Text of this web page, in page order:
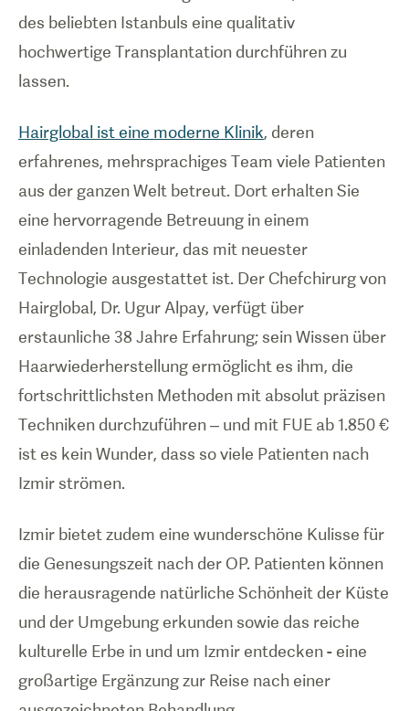
des beliebten Istanbuls eine qualitativ
hochwertige Transplantation durchführen zu
lassen.
Hairglobal ist eine moderne Klinik, deren
erfahrenes, mehrsprachiges Team viele Patienten
aus der ganzen Welt betreut. Dort erhalten Sie
eine hervorragende Betreuung in einem
einladenden Interieur, das mit neuester
Technologie ausgestattet ist. Der Chefchirurg von
Hairglobal, Dr. Ugur Alpay, verfügt über
erstaunliche 38 Jahre Erfahrung; sein Wissen über
Haarwiederherstellung ermöglicht es ihm, die
fortschrittlichsten Methoden mit absolut präzisen
Techniken durchzuführen – und mit FUE ab 1.850 €
ist es kein Wunder, dass so viele Patienten nach
Izmir strömen.
Izmir bietet zudem eine wunderschöne Kulisse für
die Genesungszeit nach der OP. Patienten können
die herausragende natürliche Schönheit der Küste
und der Umgebung erkunden sowie das reiche
kulturelle Erbe in und um Izmir entdecken - eine
großartige Ergänzung zur Reise nach einer